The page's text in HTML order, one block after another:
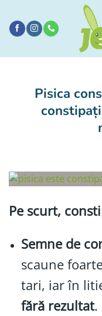
conținut
Pisica
Pe scurt,
Semne de
scaune
tari, iar în
fără rezultat.